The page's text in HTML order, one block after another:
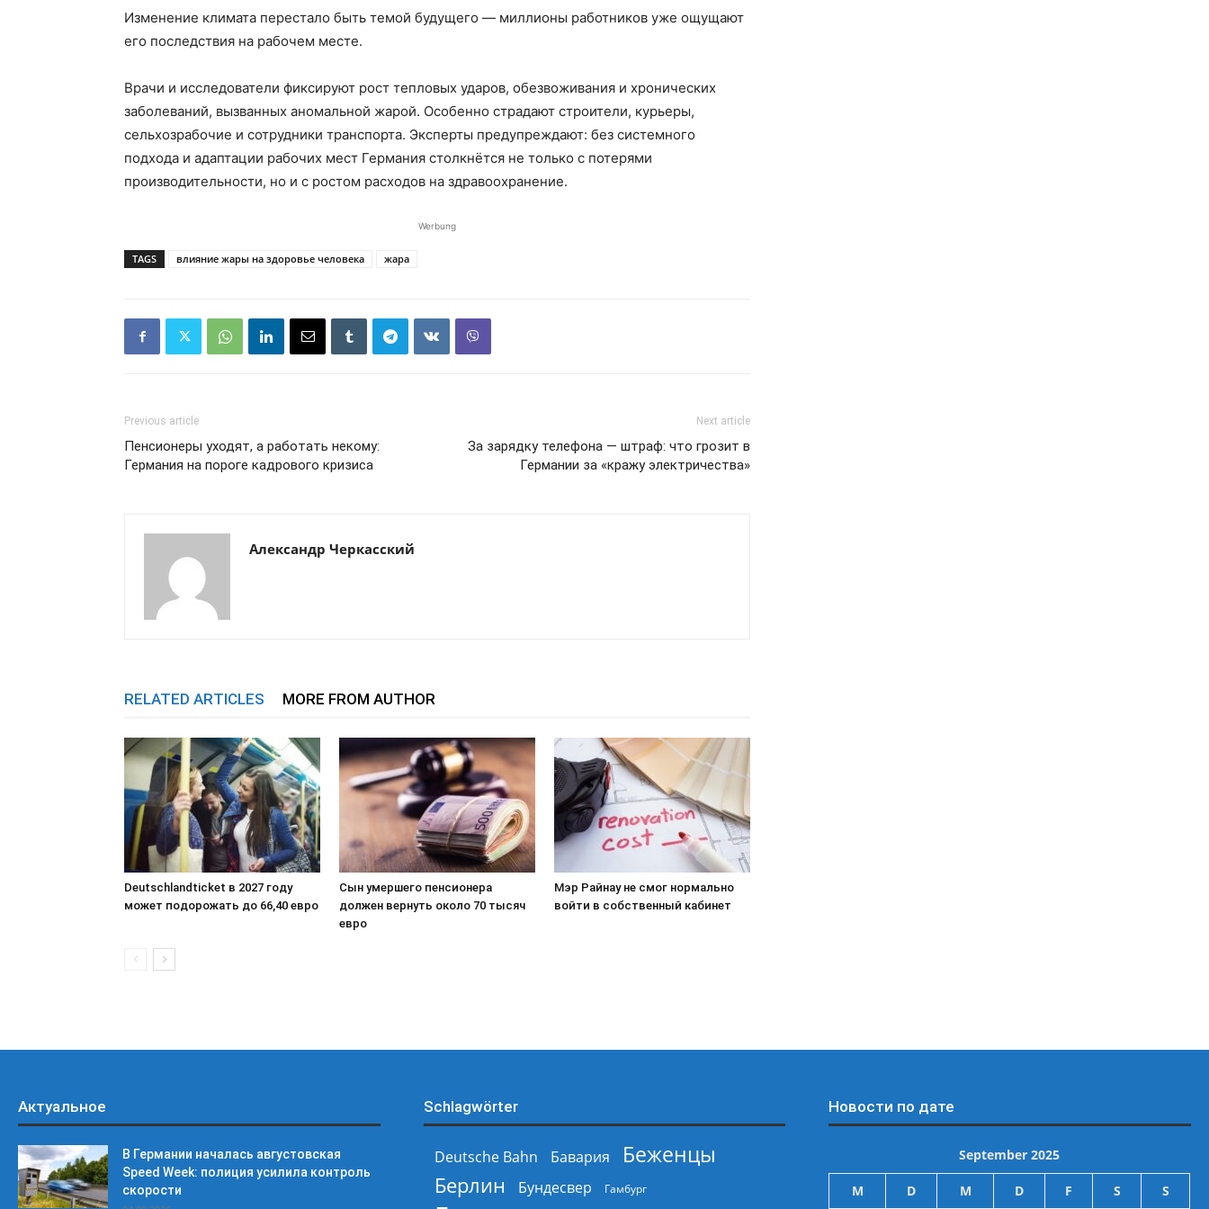
Изменение климата перестало быть темой будущего — миллионы работников уже ощущают
его последствия на рабочем месте.
Врачи и исследователи фиксируют рост тепловых ударов, обезвоживания и хронических
заболеваний, вызванных аномальной жарой. Особенно страдают строители, курьеры,
сельхозрабочие и сотрудники транспорта. Эксперты предупреждают: без системного
подхода и адаптации рабочих мест Германия столкнётся не только с потерями
производительности, но и с ростом расходов на здравоохранение.
Werbung
TAGS влияние жары на здоровье человека жара
Previous article
Пенсионеры уходят, а работать некому:
Германия на пороге кадрового кризиса
Next article
За зарядку телефона — штраф: что грозит в
Германии за «кражу электричества»
Александр Черкасский
RELATED ARTICLES MORE FROM AUTHOR
Deutschlandticket в 2027 году
может подорожать до 66,40 евро
Сын умершего пенсионера
должен вернуть около 70 тысяч
евро
Мэр Райнау не смог нормально
войти в собственный кабинет
Актуальное
В Германии началась августовская
Speed Week: полиция усилила контроль
скорости
Schlagwörter
Deutsche Bahn Бавария
Беженцы
Берлин
Бундесвер Гамбург
Новости по дате
September 2025
M D M D F S S